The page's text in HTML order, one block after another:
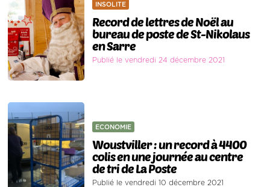
INSOLITE
Record de lettres de Noël au
bureau de poste de St-Nikolaus
en Sarre
Publié le vendredi 24 décembre 2021
ECONOMIE
Woustviller : un record à 4400
colis en une journée au centre
de tri de La Poste
Publié le vendredi 10 décembre 2021